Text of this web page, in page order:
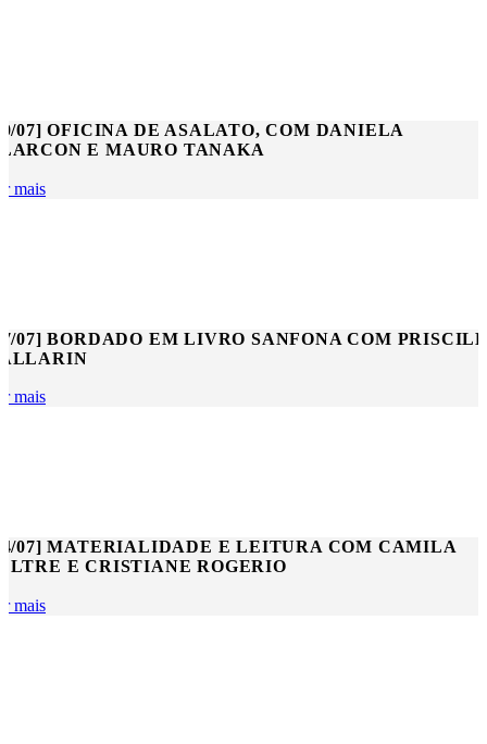
07] OFICINA DE ASALATO, COM DANIELA
E MAURO TANAKA
mais
07] BORDADO EM LIVRO SANFONA COM
mais
07] MATERIALIDADE E LEITURA COM CAMILA
E CRISTIANE ROGERIO
mais